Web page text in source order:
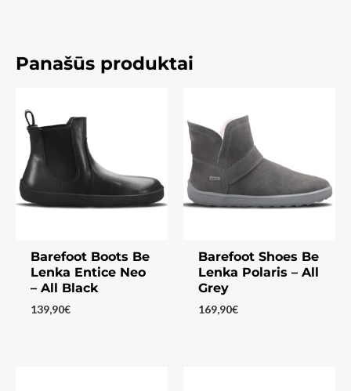
Panašūs produktai
Barefoot Boots Be
Lenka Entice Neo
– All Black
139,90€
Barefoot Shoes Be
Lenka Polaris – All
Grey
169,90€